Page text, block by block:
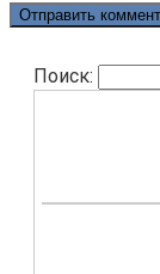
Поиск: